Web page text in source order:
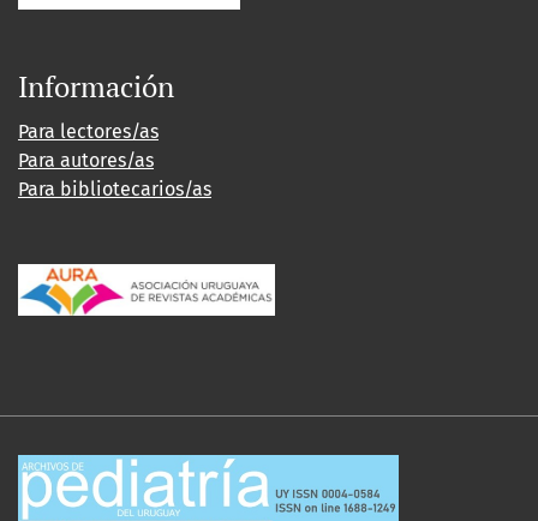
Información
Para lectores/as
Para autores/as
Para bibliotecarios/as